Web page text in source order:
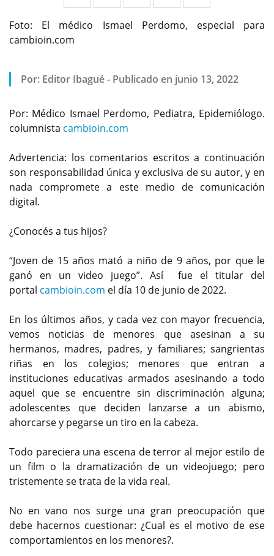
Foto: El médico Ismael Perdomo, especial para
cambioin.com
Por: Editor Ibagué- Publicado en junio 13, 2022
Por: Médico Ismael Perdomo, Pediatra, Epidemiólogo.
columnista cambioin.com
Advertencia: los comentarios escritos a continuación
son responsabilidad única y exclusiva de su autor, y en
nada compromete a este medio de comunicación
digital.
¿Conocés a tus hijos?
“Joven de 15 años mató a niño de 9 años, por que le
ganó en un video juego”. Así fue el titular del
portal cambioin.com el día 10 de junio de 2022.
En los últimos años, y cada vez con mayor frecuencia,
vemos noticias de menores que asesinan a su
hermanos, madres, padres, y familiares; sangrientas
riñas en los colegios; menores que entran a
instituciones educativas armados asesinando a todo
aquel que se encuentre sin discriminación alguna;
adolescentes que deciden lanzarse a un abismo,
ahorcarse y pegarse un tiro en la cabeza.
Todo pareciera una escena de terror al mejor estilo de
un film o la dramatización de un videojuego; pero
tristemente se trata de la vida real.
No en vano nos surge una gran preocupación que
debe hacernos cuestionar: ¿Cual es el motivo de ese
comportamientos en los menores?.